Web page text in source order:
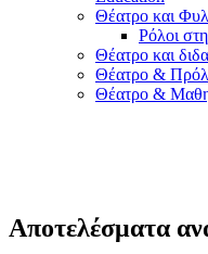
Θέατρο και
Ρόλοι
Θέατρο και
Θέατρο &
Θέατρο &
Αποτελέσματα